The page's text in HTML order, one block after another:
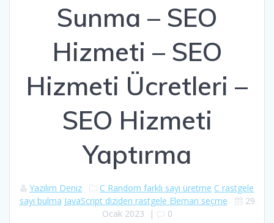
Sunma – SEO
Hizmeti – SEO
Hizmeti Ücretleri –
SEO Hizmeti
Yaptırma
Yazılım Deniz C Random farklı sayı üretme C rastgele
sayı bulma JavaScript diziden rastgele Eleman seçme
29
Ocak 2023 | 0